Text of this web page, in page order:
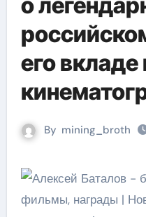
его вкладе
By mining_broth